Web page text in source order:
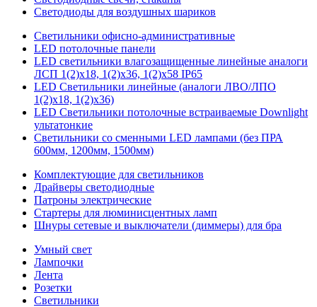
Светодиоды для воздушных шариков
Светильники офисно-административные
LED потолочные панели
LED светильники влагозащищенные линейные аналоги
ЛСП 1(2)х18, 1(2)х36, 1(2)х58 IP65
LED Светильники линейные (аналоги ЛВО/ЛПО
1(2)х18, 1(2)х36)
LED Светильники потолочные встраиваемые Downlight
ультатонкие
Светильники со сменными LED лампами (без ПРА
600мм, 1200мм, 1500мм)
Комплектующие для светильников
Драйверы светодиодные
Патроны электрические
Стартеры для люминисцентных ламп
Шнуры сетевые и выключатели (диммеры) для бра
Умный свет
Лампочки
Лента
Розетки
Светильники